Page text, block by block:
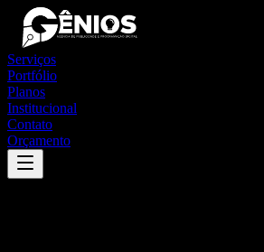
Serviços
Portfólio
Planos
Institucional
Contato
Orçamento